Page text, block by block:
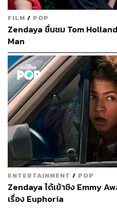
TAGS: Zendaya ภาพยนตร์ต่า
ABOUT
ภูริตา บุ
Beauty
FILM / POP
Zendaya ชื่นชม Tom
Man
ENTERTAINMENT / POP
Zendaya ได้เข้าชิง Emmy
เรื่อง Euphoria